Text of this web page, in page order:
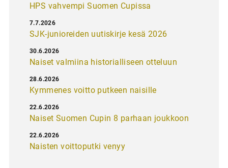
HPS vahvempi Suomen Cupissa
SJK-junioreiden uutiskirje kesä 2026
7.7.2026
Naiset valmiina historialliseen otteluun
30.6.2026
Kymmenes voitto putkeen naisille
28.6.2026
Naiset Suomen Cupin 8 parhaan joukkoon
22.6.2026
Naisten voittoputki venyy
22.6.2026